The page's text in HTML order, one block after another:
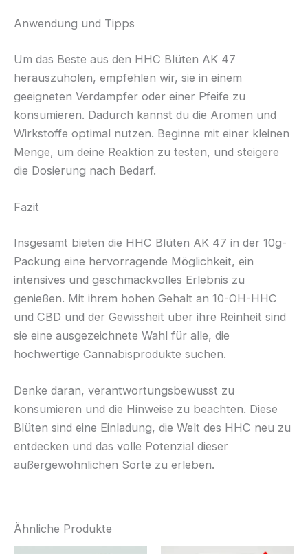
Anwendung und Tipps
Um das Beste aus den HHC Blüten AK 47
herauszuholen, empfehlen wir, sie in einem
geeigneten Verdampfer oder einer Pfeife zu
konsumieren. Dadurch kannst du die Aromen und
Wirkstoffe optimal nutzen. Beginne mit einer kleinen
Menge, um deine Reaktion zu testen, und steigere
die Dosierung nach Bedarf.
Fazit
Insgesamt bieten die HHC Blüten AK 47 in der 10g-
Packung eine hervorragende Möglichkeit, ein
intensives und geschmackvolles Erlebnis zu
genießen. Mit ihrem hohen Gehalt an 10-OH-HHC
und CBD und der Gewissheit über ihre Reinheit sind
sie eine ausgezeichnete Wahl für alle, die
hochwertige Cannabisprodukte suchen.
Denke daran, verantwortungsbewusst zu
konsumieren und die Hinweise zu beachten. Diese
Blüten sind eine Einladung, die Welt des HHC neu zu
entdecken und das volle Potenzial dieser
außergewöhnlichen Sorte zu erleben.
Ähnliche Produkte